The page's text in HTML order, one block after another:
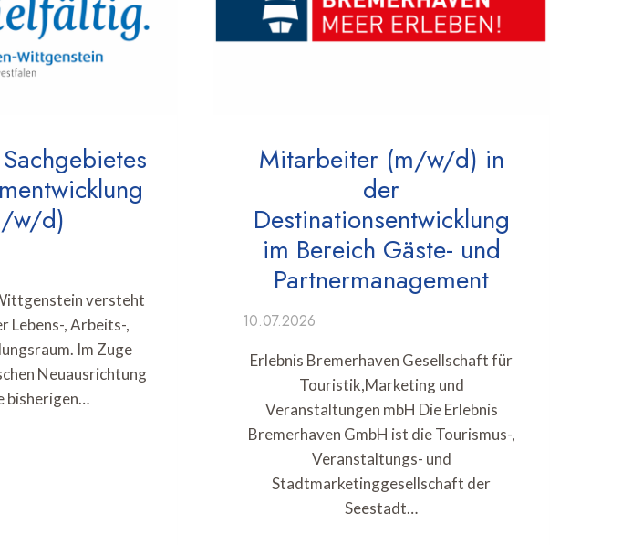
w/d)
versteht
Lebens-, Arbeits-,
Im Zuge
Neuausrichtung
bisherigen…
Mitarbeiter (m/w/d) in
der
Destinationsentwicklung
im Bereich Gäste- und
Partnermanagement
10.07.2026
Erlebnis Bremerhaven Gesellschaft für
Touristik,Marketing und
Veranstaltungen mbH Die Erlebnis
Bremerhaven GmbH ist die Tourismus-,
Veranstaltungs- und
Stadtmarketinggesellschaft der
Seestadt…